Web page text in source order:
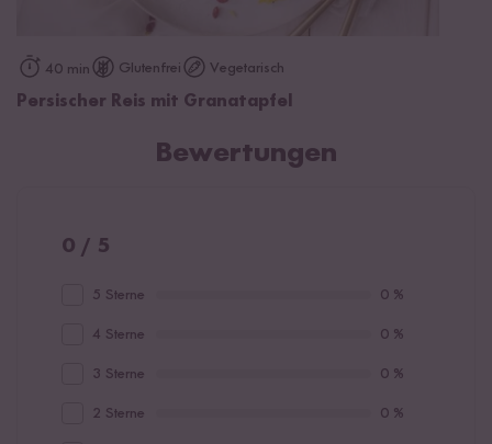
40 min Glutenfrei Vegetarisch
Persischer Reis mit Granatapfel
Bewertungen
0 / 5
5 Sterne 0 %
4 Sterne 0 %
3 Sterne 0 %
2 Sterne 0 %